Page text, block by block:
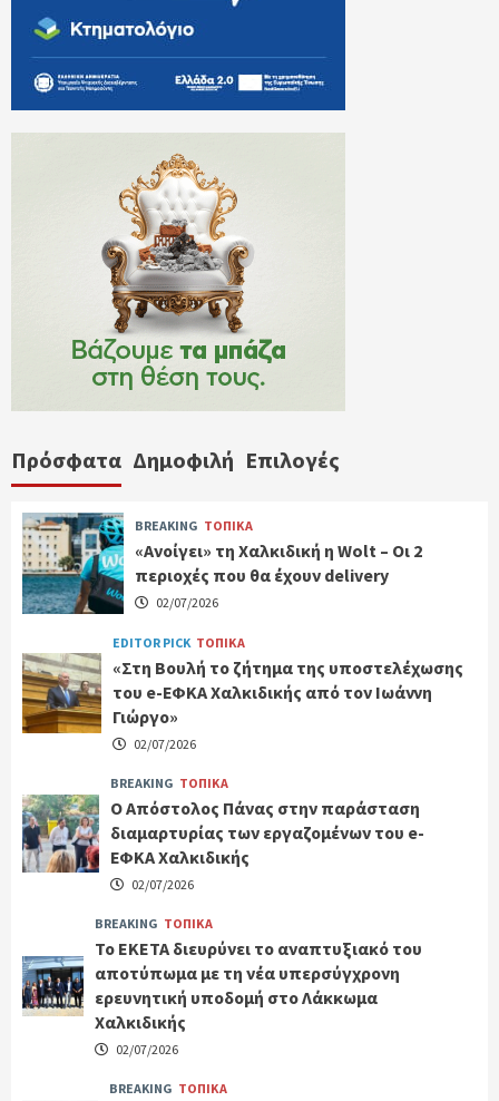
Πρόσφατα Δημοφιλή Επιλογές
BREAKING ΤΟΠΙΚΑ
«Ανοίγει» τη Χαλκιδική η Wolt – Οι 2
περιοχές που θα έχουν delivery
02/07/2026
EDITOR PICK ΤΟΠΙΚΑ
«Στη Βουλή το ζήτημα της υποστελέχωσης
του e-ΕΦΚΑ Χαλκιδικής από τον Ιωάννη
Γιώργο»
02/07/2026
BREAKING ΤΟΠΙΚΑ
Ο Απόστολος Πάνας στην παράσταση
διαμαρτυρίας των εργαζομένων του e-
ΕΦΚΑ Χαλκιδικής
02/07/2026
BREAKING ΤΟΠΙΚΑ
Το ΕΚΕΤΑ διευρύνει το αναπτυξιακό του
αποτύπωμα με τη νέα υπερσύγχρονη
ερευνητική υποδομή στο Λάκκωμα
Χαλκιδικής
02/07/2026
BREAKING ΤΟΠΙΚΑ